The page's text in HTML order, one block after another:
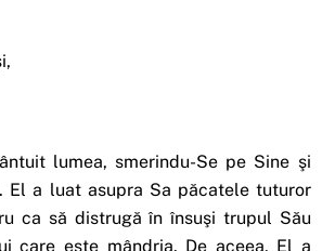
lumea, smerindu-Se pe Sine şi
El a luat asupra Sa păcatele tuturor
ca să distrugă în însuşi trupul Său
care este mândria. De aceea, El a